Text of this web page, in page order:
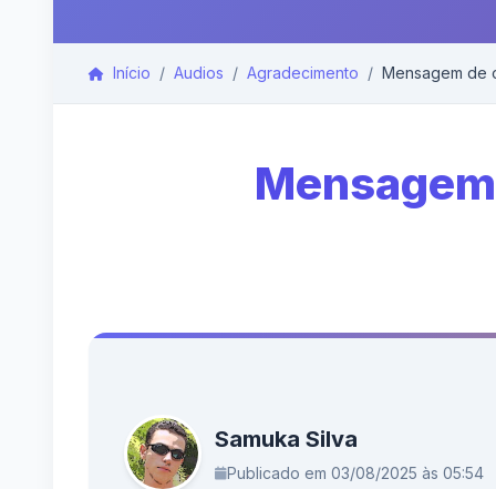
Início Audios Agradecimento Mensagem de
Samuka Silva
Publicado em 03/08/2025 às 05:54